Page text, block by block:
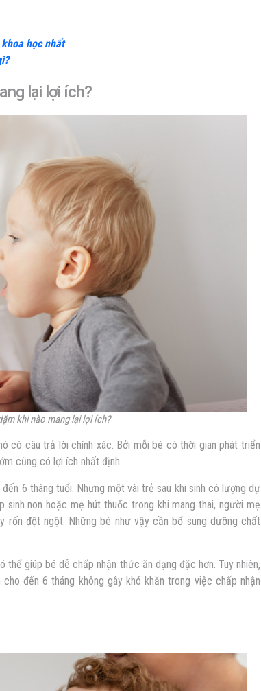
học nhất
lại lợi ích?
khi nào mang lại lợi ích?
có câu trả lời chính xác. Bởi mỗi bé có thời gian phát triển
cũng có lợi ích nhất định.
6 tháng tuổi. Nhưng một vài trẻ sau khi sinh có lượng dự
non hoặc mẹ hút thuốc trong khi mang thai, người mẹ
rốn đột ngột. Những bé như vậy cần bổ sung dưỡng chất
giúp bé dễ chấp nhận thức ăn dạng đặc hơn. Tuy nhiên,
đến 6 tháng không gây khó khăn trong việc chấp nhận